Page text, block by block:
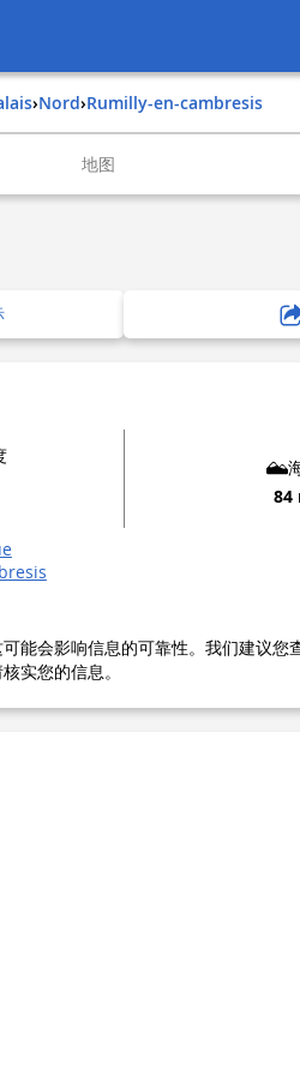
› nord› rumilly-en-cambresis
地图
84
能会影响信息的可靠性。我们建议您
实您的信息。